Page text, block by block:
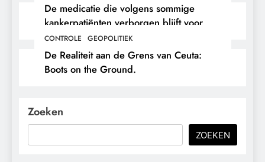
De medicatie die volgens sommige
kankerpatiënten verborgen blijft voor
hun eigen arts.
CONTROLE GEOPOLITIEK
De Realiteit aan de Grens van Ceuta:
Boots on the Ground.
Zoeken
ZOEKEN